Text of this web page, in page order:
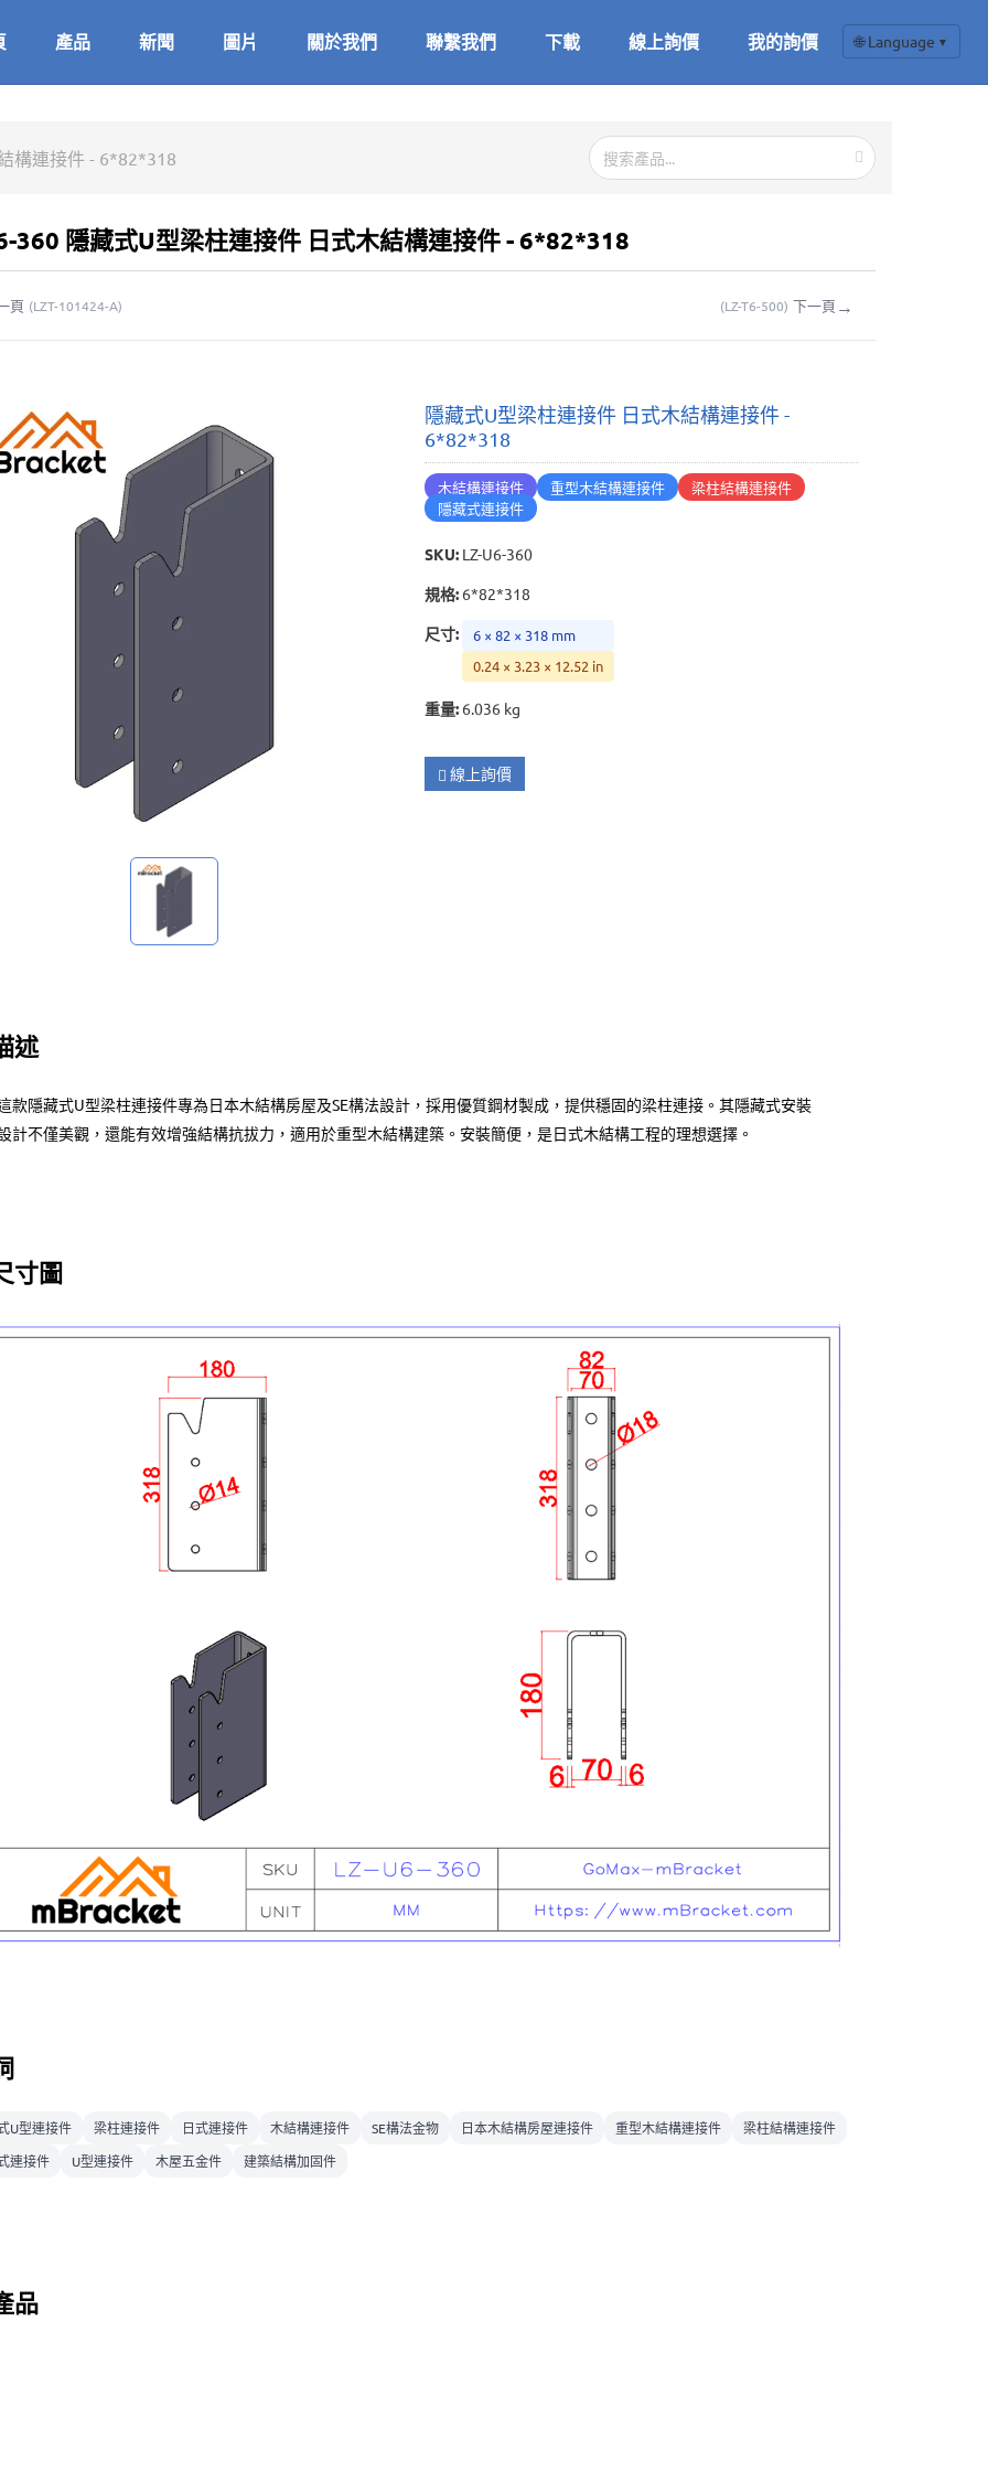
產品 新聞 圖片 關於我們 聯繫我們 下載 線上詢價 我的詢價 🌐 Language ▼
構連接件 - 6*82*318
360 隱藏式U型梁柱連接件 日式木結構連接件 - 6*82*318
頁 (LZT-101424-A) (LZ-T6-500) 下一頁 →
隱藏式U型梁柱連接件 日式木結構連接件 -
6*82*318
木結構連接件 重型木結構連接件
梁柱結構連接件
隱藏式連接件
SKU: LZ-U6-360
規格: 6*82*318
尺寸:
6 × 82 × 318 mm
0.24 × 3.23 × 12.52 in
重量: 6.036 kg
線上詢價
述
款隱藏式U型梁柱連接件專為日本木結構房屋及SE構法設計，採用優質鋼材製成，提供穩固的梁柱連接。其隱藏式安裝
計不僅美觀，還能有效增強結構抗拔力，適用於重型木結構建築。安裝簡便，是日式木結構工程的理想選擇。
寸圖
U型連接件 梁柱連接件 日式連接件 木結構連接件 SE構法金物 日本木結構房屋連接件 重型木結構連接件
梁柱結構連接件
連接件
U型連接件 木屋五金件 建築結構加固件
品